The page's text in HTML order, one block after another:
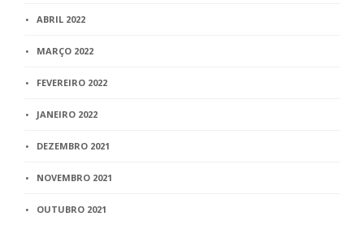
ABRIL 2022
MARÇO 2022
FEVEREIRO 2022
JANEIRO 2022
DEZEMBRO 2021
NOVEMBRO 2021
OUTUBRO 2021